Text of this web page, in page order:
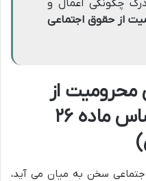
درک چگونگی اعمال و
از حقوق اجتماعی
محرومیت از
حقوق اجتماعی (بر اساس ماده ۲۶
سخن به میان می آید،